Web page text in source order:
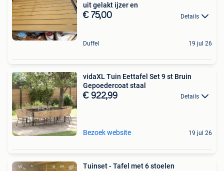
uit gelakt ijzer en
€ 75,00 Details
Duffel 19 jul 26
vidaXL Tuin Eettafel Set 9 st Bruin
Gepoedercoat staal
€ 922,99 Details
Bezoek website 19 jul 26
Tuinset - Tafel met 6 stoelen